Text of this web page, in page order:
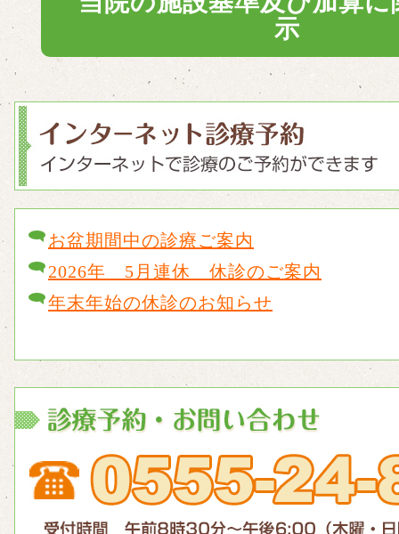
示
お盆期間中の診療ご案内
2026年 5月連休 休診のご案内
年末年始の休診のお知らせ